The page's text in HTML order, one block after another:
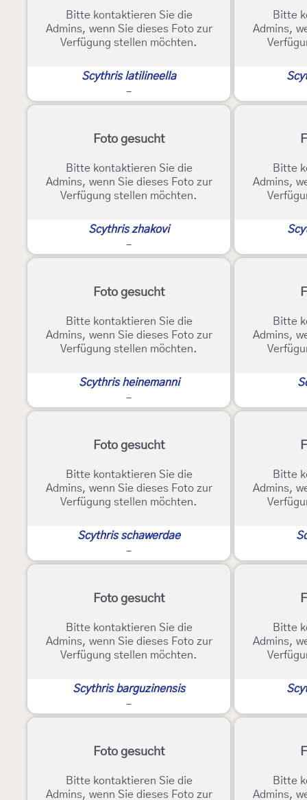
Bitte kontaktieren Sie die
Admins, wenn Sie dieses Foto zur
Verfügung stellen möchten.
Scythris latilineella
-
Bitte
Admins,
Foto gesucht
Bitte kontaktieren Sie die
Admins, wenn Sie dieses Foto zur
Verfügung stellen möchten.
Scythris zhakovi
-
Bitte
Admins,
Foto gesucht
Bitte kontaktieren Sie die
Admins, wenn Sie dieses Foto zur
Verfügung stellen möchten.
Scythris heinemanni
-
Bitte
Admins,
Foto gesucht
Bitte kontaktieren Sie die
Admins, wenn Sie dieses Foto zur
Verfügung stellen möchten.
Scythris schawerdae
-
Bitte
Admins,
Foto gesucht
Bitte kontaktieren Sie die
Admins, wenn Sie dieses Foto zur
Verfügung stellen möchten.
Scythris barguzinensis
-
Bitte
Admins,
Foto gesucht
Bitte kontaktieren Sie die
Admins, wenn Sie dieses Foto zur
Bitte
Admins,